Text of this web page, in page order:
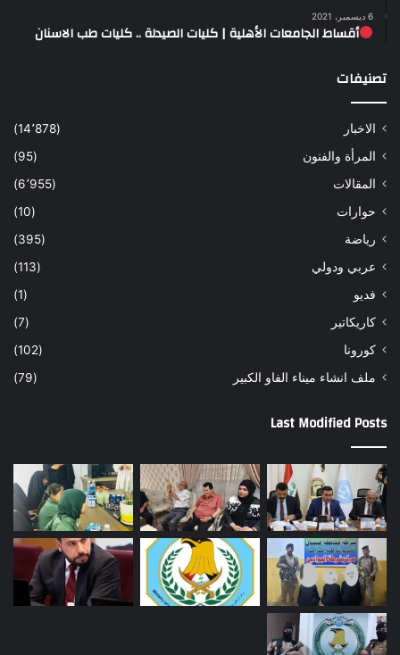
6 ديسمبر، 2021
أقساط الجامعات الأهلية | كليات الصيدلة .. كليات طب الاسنان
تصنيفات
الاخبار
(14٬878)
المرأة والفنون
(95)
المقالات
(6٬955)
حوارات
(10)
رياضة
(395)
عربي ودولي
(113)
فديو
(1)
كاريكاتير
(7)
كورونا
(102)
ملف انشاء ميناء الفاو الكبير
(79)
Last Modified Posts